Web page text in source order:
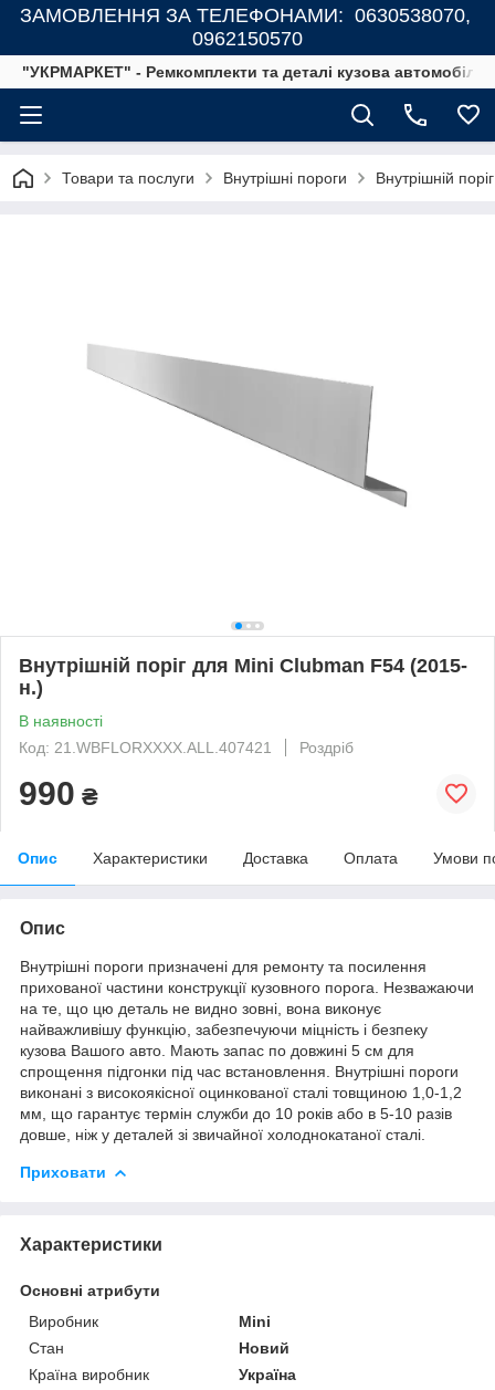
ЗАМОВЛЕННЯ ЗА ТЕЛЕФОНАМИ: 0630538070,
0962150570
"УКРМАРКЕТ" - Ремкомплекти та деталі кузова автомобілів
Товари та послуги Внутрішні пороги Внутрішній
Внутрішній поріг для Mini Clubman F54 (2015-
н.)
В наявності
Код: 21.WBFLORXXXX.ALL.407421
Роздріб
990 ₴
Опис Характеристики Доставка Оплата Умови
Опис
Внутрішні пороги призначені для ремонту та посилення
прихованої частини конструкції кузовного порога. Незважаючи
на те, що цю деталь не видно зовні, вона виконує
найважливішу функцію, забезпечуючи міцність і безпеку
кузова Вашого авто. Мають запас по довжині 5 см для
спрощення підгонки під час встановлення. Внутрішні пороги
виконані з високоякісної оцинкованої сталі товщиною 1,0-1,2
мм, що гарантує термін служби до 10 років або в 5-10 разів
довше, ніж у деталей зі звичайної холоднокатаної сталі.
Приховати
Характеристики
Основні атрибути
Виробник
Mini
Стан
Новий
Країна виробник
Україна